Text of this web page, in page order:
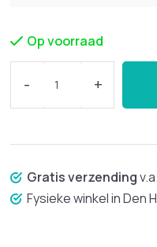
Op voorraad
- +
Gratis verzending
Fysieke winkel in Den